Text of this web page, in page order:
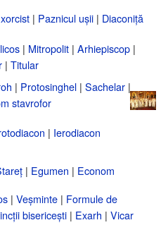
| Paznicul ușii | Diaconiță
| Mitropolit | Arhiepiscop |
| Titular
| Protosinghel | Sachelar |
stavrofor
| Ierodiacon
| Egumen | Econom
| Veșminte | Formule de
bisericești | Exarh | Vicar